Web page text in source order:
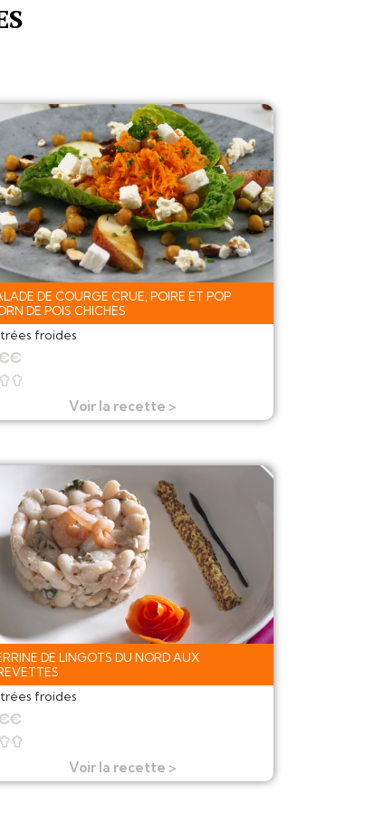
DE COURGE CRUE, POIRE ET POP
DE POIS CHICHES
froides
★
 
Voir la recette >
DE LINGOTS DU NORD AUX
froides
★
 
Voir la recette >